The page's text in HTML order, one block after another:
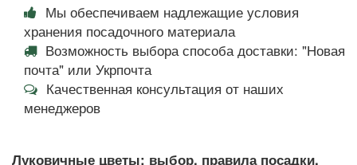
Мы обеспечиваем надлежащие условия
хранения посадочного материала
Возможность выбора способа доставки: "Новая
почта" или Укрпочта
Качественная консультация от наших
менеджеров
Луковичные цветы: выбор, правила посадки,